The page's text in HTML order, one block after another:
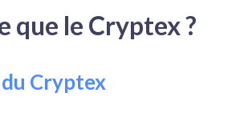
que le Cryptex ?
Cryptex